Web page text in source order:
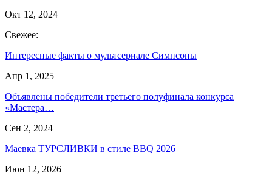
Окт 12, 2024
Свежее:
Интересные факты о мультсериале Симпсоны
Апр 1, 2025
Объявлены победители третьего полуфинала конкурса
«Мастера…
Сен 2, 2024
Маевка ТУРСЛИВКИ в стиле BBQ 2026
Июн 12, 2026